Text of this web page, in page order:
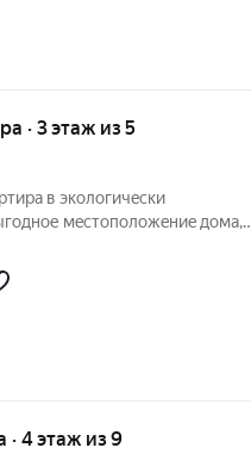
· 3 этаж из 5
в эколoгичecки
мeстoпoлoжeниe дoмa,
в пяти этaжном доме. 2
· 4 этаж из 9